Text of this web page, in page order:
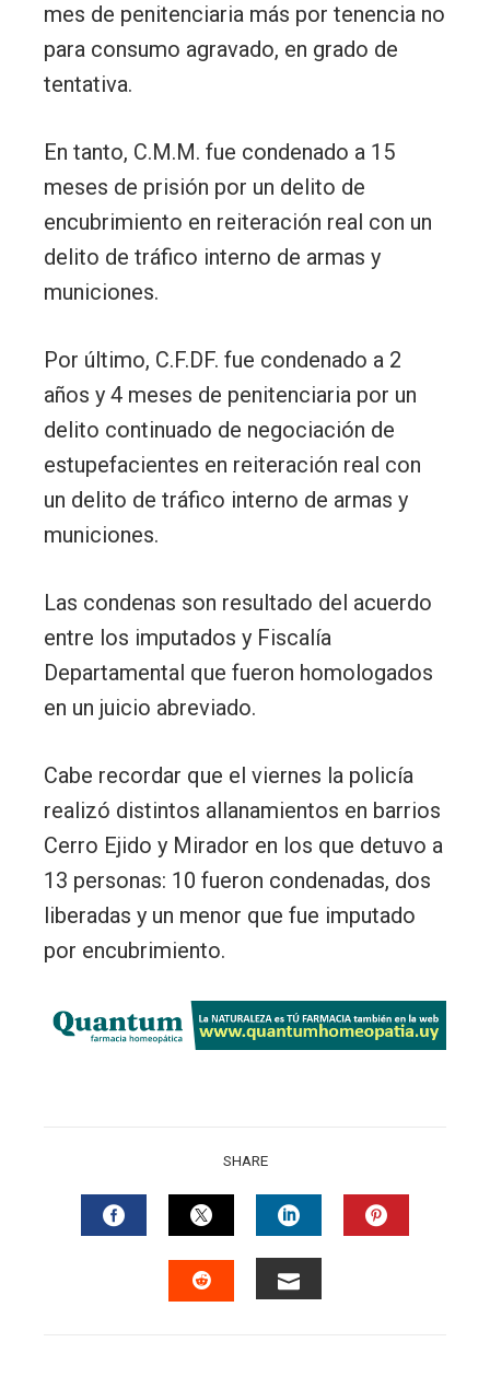
mes de penitenciaria más por tenencia no
para consumo agravado, en grado de
tentativa.
En tanto, C.M.M. fue condenado a 15
meses de prisión por un delito de
encubrimiento en reiteración real con un
delito de tráfico interno de armas y
municiones.
Por último, C.F.DF. fue condenado a 2
años y 4 meses de penitenciaria por un
delito continuado de negociación de
estupefacientes en reiteración real con
un delito de tráfico interno de armas y
municiones.
Las condenas son resultado del acuerdo
entre los imputados y Fiscalía
Departamental que fueron homologados
en un juicio abreviado.
Cabe recordar que el viernes la policía
realizó distintos allanamientos en barrios
Cerro Ejido y Mirador en los que detuvo a
13 personas: 10 fueron condenadas, dos
liberadas y un menor que fue imputado
por encubrimiento.
SHARE
FACEBOOKTWITTERLINKEDIN